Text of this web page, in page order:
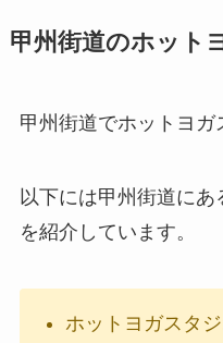
甲州街道のホット
甲州街道でホットヨ
以下には甲州街道に
を紹介しています。
ホットヨガスタ